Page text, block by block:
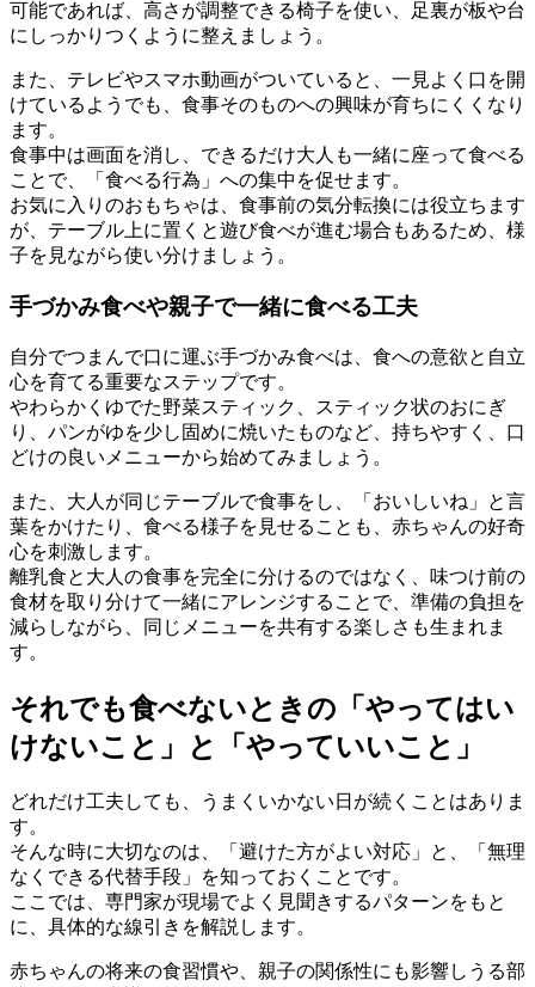
可能であれば、高さが調整できる椅子を使い、足裏が板や台
にしっかりつくように整えましょう。
また、テレビやスマホ動画がついていると、一見よく口を開
けているようでも、食事そのものへの興味が育ちにくくなり
ます。
食事中は画面を消し、できるだけ大人も一緒に座って食べる
ことで、「食べる行為」への集中を促せます。
お気に入りのおもちゃは、食事前の気分転換には役立ちます
が、テーブル上に置くと遊び食べが進む場合もあるため、様
子を見ながら使い分けましょう。
手づかみ食べや親子で一緒に食べる工夫
自分でつまんで口に運ぶ手づかみ食べは、食への意欲と自立
心を育てる重要なステップです。
やわらかくゆでた野菜スティック、スティック状のおにぎ
り、パンがゆを少し固めに焼いたものなど、持ちやすく、口
どけの良いメニューから始めてみましょう。
また、大人が同じテーブルで食事をし、「おいしいね」と言
葉をかけたり、食べる様子を見せることも、赤ちゃんの好奇
心を刺激します。
離乳食と大人の食事を完全に分けるのではなく、味つけ前の
食材を取り分けて一緒にアレンジすることで、準備の負担を
減らしながら、同じメニューを共有する楽しさも生まれま
す。
それでも食べないときの「やってはい
けないこと」と「やっていいこと」
どれだけ工夫しても、うまくいかない日が続くことはありま
す。
そんな時に大切なのは、「避けた方がよい対応」と、「無理
なくできる代替手段」を知っておくことです。
ここでは、専門家が現場でよく見聞きするパターンをもと
に、具体的な線引きを解説します。
赤ちゃんの将来の食習慣や、親子の関係性にも影響しうる部